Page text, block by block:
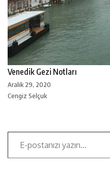
Venedik Gezi Notları
Aralık 29, 2020
Cengiz Selçuk